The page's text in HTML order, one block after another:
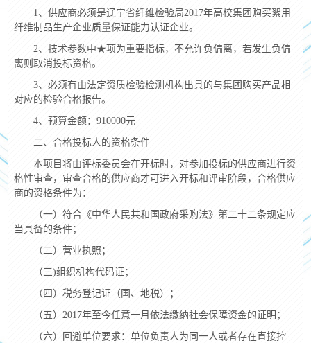
1、供应商必须是辽宁省纤维检验局2017年高校集团购买絮用
纤维制品生产企业质量保证能力认证企业。
2、技术参数中★项为重要指标，不允许负偏离，若发生负偏
离则取消投标资格。
3、必须有由法定资质检验检测机构出具的与集团购买产品相
对应的检验合格报告。
4、预算金额：910000元
二、合格投标人的资格条件
本项目将由评标委员会在开标时，对参加投标的供应商进行资
格性审查，审查合格的供应商才可进入开标和评审阶段，合格供应
商的资格条件为：
（一）符合《中华人民共和国政府采购法》第二十二条规定应
当具备的条件；
（二）营业执照；
（三)组织机构代码证；
（四）税务登记证（国、地税）；
（五）2017年至今任意一月依法缴纳社会保障资金的证明；
（六）回避单位要求：单位负责人为同一人或者存在直接控